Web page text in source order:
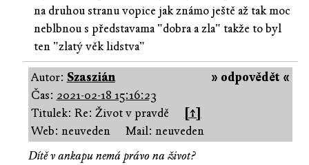
na druhou stranu vopice jak známo ještě až tak moc
neblbnou s představama "dobra a zla" takže to byl
ten "zlatý věk lidstva"
» odpovědět «
Autor: Szaszián
Čas: 2021-02-18 15:16:23
Titulek: Re: Život v pravdě
[↑]
Web: neuveden
Mail: neuveden
Dítě v ankapu nemá právo na život?